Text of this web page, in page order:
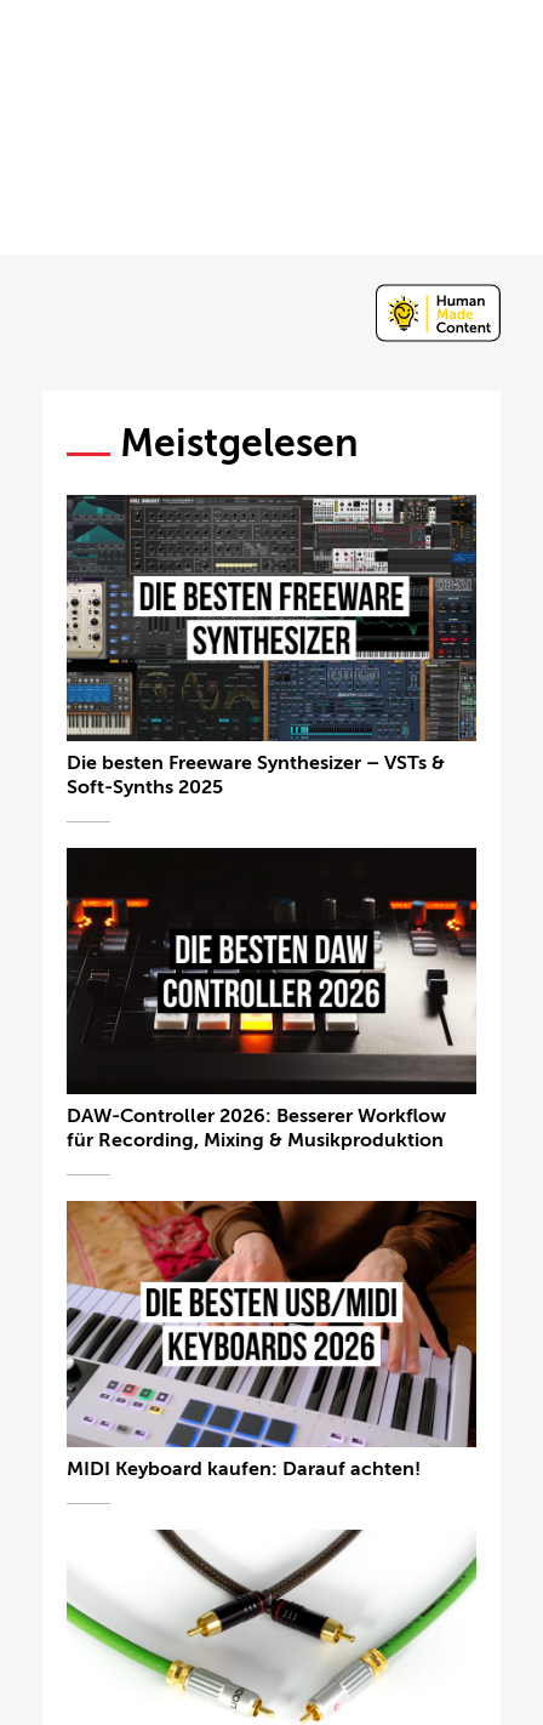
Meistgelesen
Die besten Freeware Synthesizer – VSTs &
Soft-Synths 2025
DAW-Controller 2026: Besserer Workflow
für Recording, Mixing & Musikproduktion
MIDI Keyboard kaufen: Darauf achten!